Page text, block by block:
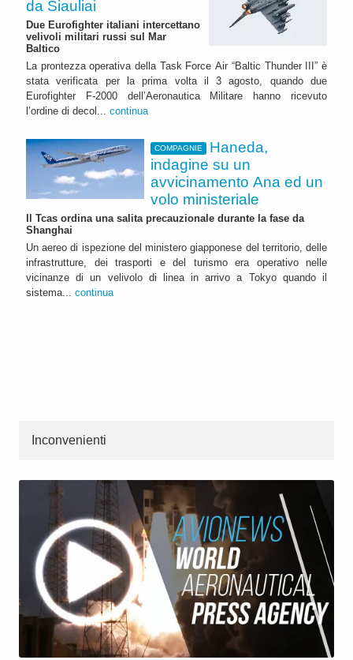
da Siauliai
Due Eurofighter italiani intercettano
velivoli militari russi sul Mar
Baltico
La prontezza operativa della Task Force Air “Baltic Thunder III” è
stata verificata per la prima volta il 3 agosto, quando due
Eurofighter F-2000 dell’Aeronautica Militare hanno ricevuto
l’ordine di decol... continua
COMPAGNIE
Haneda,
indagine su un
avvicinamento Ana ed un
volo ministeriale
Il Tcas ordina una salita precauzionale durante la fase da
Shanghai
Un aereo di ispezione del ministero giapponese del territorio, delle
infrastrutture, dei trasporti e del turismo era operativo nelle
vicinanze di un velivolo di linea in arrivo a Tokyo quando il
sistema... continua
Inconvenienti